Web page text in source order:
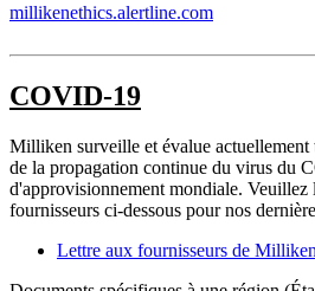
millikenethics.alertline.com
COVID-19
Milliken surveille et évalue actuellement
de la propagation continue du virus du
d'approvisionnement mondiale. Veuillez
fournisseurs ci-dessous pour nos
Lettre aux fournisseurs de